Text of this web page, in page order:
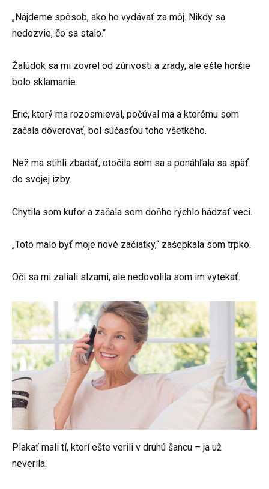
„Nájdeme spôsob, ako ho vydávať za môj. Nikdy sa
nedozvie, čo sa stalo.“
Žalúdok sa mi zovrel od zúrivosti a zrady, ale ešte horšie
bolo sklamanie.
Eric, ktorý ma rozosmieval, počúval ma a ktorému som
začala dôverovať, bol súčasťou toho všetkého.
Než ma stihli zbadať, otočila som sa a ponáhľala sa späť
do svojej izby.
Chytila som kufor a začala som doňho rýchlo hádzať veci.
„Toto malo byť moje nové začiatky,“ zašepkala som trpko.
Oči sa mi zaliali slzami, ale nedovolila som im vytekať.
Plakať mali tí, ktorí ešte verili v druhú šancu – ja už
neverila.